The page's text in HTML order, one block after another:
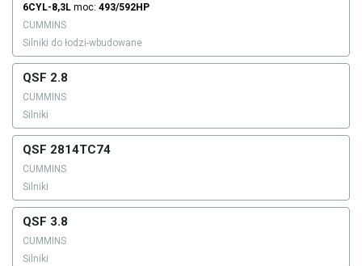
6CYL-8,3L moc: 493/592HP
CUMMINS
Silniki do łodzi-wbudowane
QSF 2.8
CUMMINS
Silniki
QSF 2814TC74
CUMMINS
Silniki
QSF 3.8
CUMMINS
Silniki